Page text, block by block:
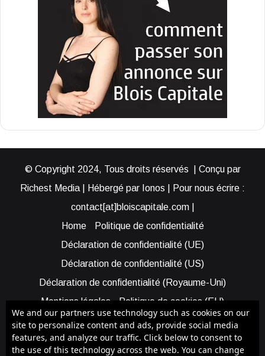
© Copyright 2024, Tous droits réservés | Conçu par
Richest Media | Hébergé par Ionos | Pour nous écrire :
contact[at]bloiscapitale.com |
Home
Politique de confidentialité
Déclaration de confidentialité (UE)
Déclaration de confidentialité (US)
Déclaration de confidentialité (Royaume-Uni)
Mentions légales
Politique de cookies (EU)
Cookie Policy (AUS)
Cookie Policy (US)
Qui sommes-nous ?
Participer à Blois Capitale
We and our partners use technology such as cookies on our
site to personalize content and ads, provide social media
features, and analyze our traffic. Click below to consent to
the use of this technology across the web. You can change